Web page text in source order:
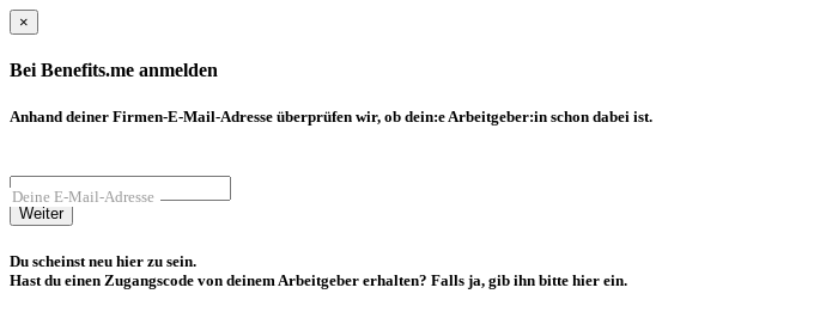
×
Bei Benefits.me anmelden
Anhand deiner Firmen-E-Mail-Adresse überprüfen wir, ob dein:e Arbeitgeber:in schon dabei ist.
Deine E-Mail-Adresse
Weiter
Du scheinst neu hier zu sein.
Hast du einen Zugangscode von deinem Arbeitgeber erhalten? Falls ja, gib ihn bitte hier ein.